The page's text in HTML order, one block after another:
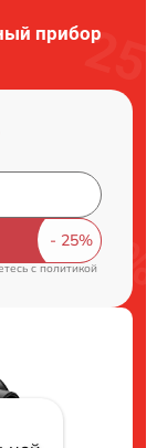
прибор
cполитикой